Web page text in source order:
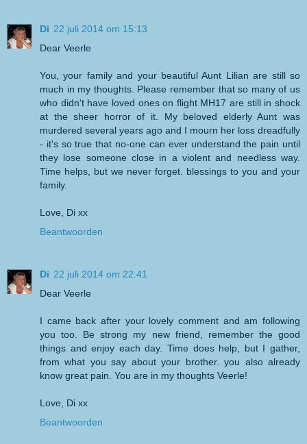
Di 22 juli 2014 om 15:13
Dear Veerle
You, your family and your beautiful Aunt Lilian are still so
much in my thoughts. Please remember that so many of us
who didn't have loved ones on flight MH17 are still in shock
at the sheer horror of it. My beloved elderly Aunt was
murdered several years ago and I mourn her loss dreadfully
- it's so true that no-one can ever understand the pain until
they lose someone close in a violent and needless way.
Time helps, but we never forget. blessings to you and your
family.
Love, Di xx
Beantwoorden
Di 22 juli 2014 om 22:41
Dear Veerle
I came back after your lovely comment and am following
you too. Be strong my new friend, remember the good
things and enjoy each day. Time does help, but I gather,
from what you say about your brother. you also already
know great pain. You are in my thoughts Veerle!
Love, Di xx
Beantwoorden